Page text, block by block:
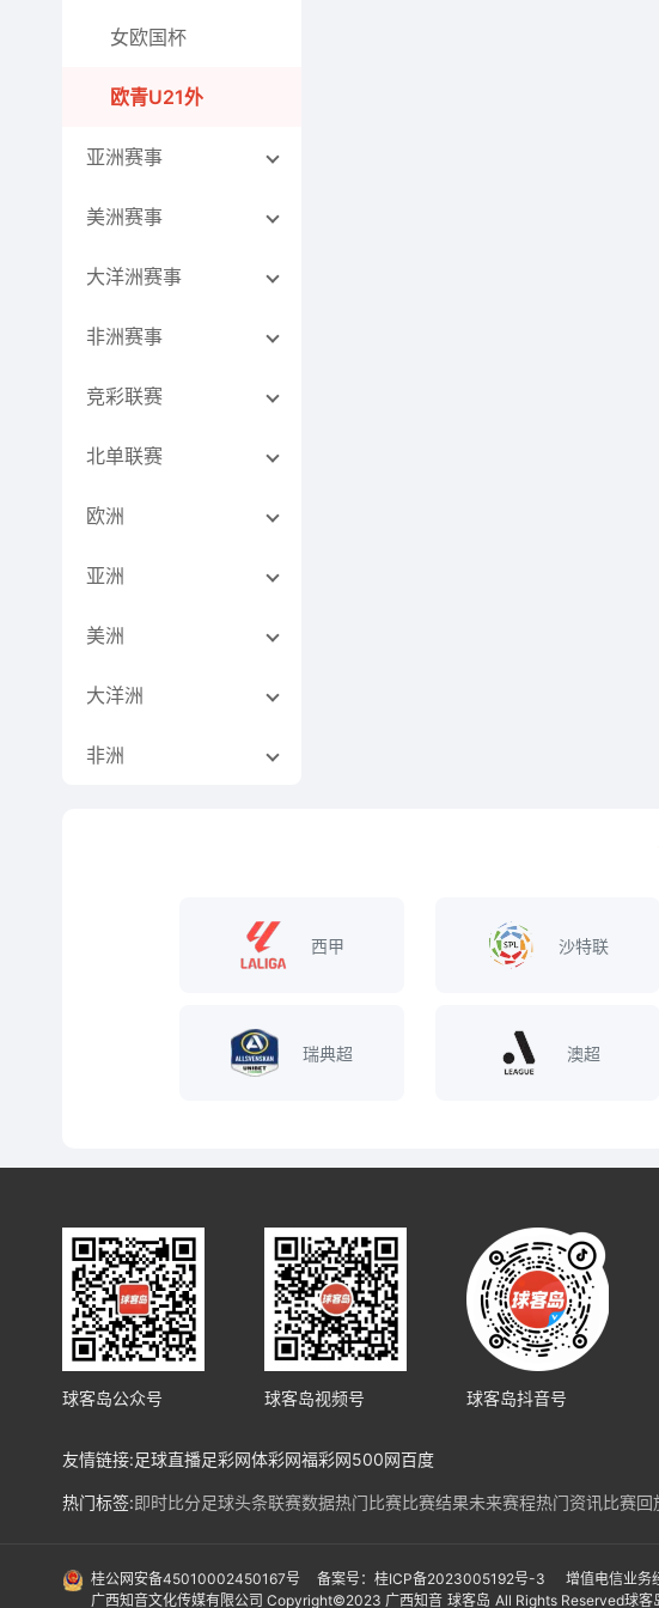
女欧国杯
欧青U21外
亚洲赛事
美洲赛事
大洋洲赛事
非洲赛事
竞彩联赛
北单联赛
欧洲
亚洲
美洲
大洋洲
非洲
西甲 沙特联
瑞典超 澳超
球客岛公众号 球客岛视频号 球客岛抖音号
友情链接:足球直播足彩网体彩网福彩网500网百度
热门标签:即时比分足球头条联赛数据热门比赛比赛结果未来赛程热门资讯 比赛回
国际赛事:亚洲预选赛欧洲预选赛 南美预选赛北美预选赛欧冠欧协联 亚冠亚洲杯美
桂公网安备45010002450167号 备案号：桂ICP备2023005192号-3 增值电信业
广西知音文化传媒有限公司 Copyright©2023 广西知音 球客岛 All Rights Reserved球客